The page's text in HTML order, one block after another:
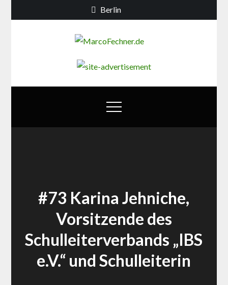
to
Berlin
#73 Karina Jehniche,
Vorsitzende des
Schulleiterverbands „IBS
e.V.“ und Schulleiterin